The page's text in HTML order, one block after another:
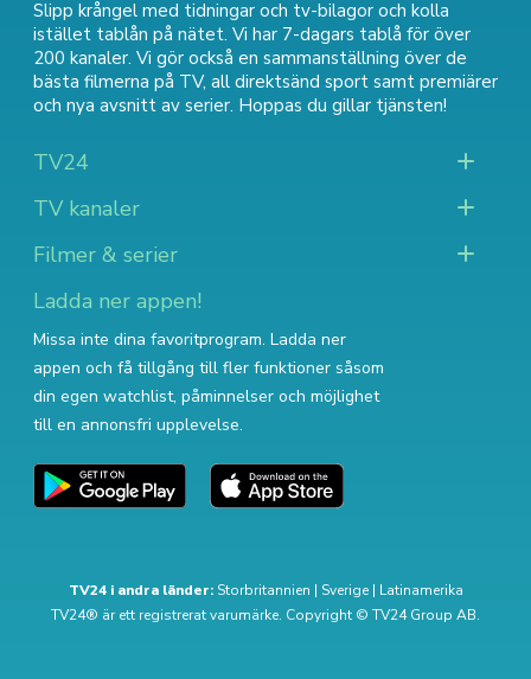
Slipp krångel med tidningar och tv-bilagor och kolla
istället tablån på nätet. Vi har 7-dagars tablå för över
200 kanaler. Vi gör också en sammanställning över de
bästa filmerna på TV, all direktsänd sport samt premiärer
och nya avsnitt av serier. Hoppas du gillar tjänsten!
TV24
TV kanaler
Filmer & serier
Ladda ner appen!
Missa inte dina favoritprogram. Ladda ner
appen och få tillgång till fler funktioner såsom
din egen watchlist, påminnelser och möjlighet
till en annonsfri upplevelse.
TV24 i andra länder: Storbritannien | Sverige| Latinamerika
TV24® är ett registrerat varumärke. Copyright © TV24 Group AB.